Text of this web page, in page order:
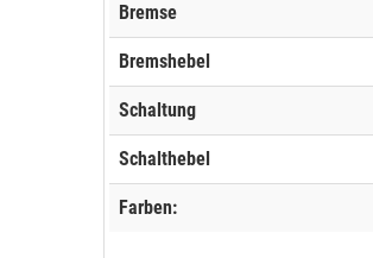
Bremse
Bremshebel
Schaltung
Schalthebel
Farben: